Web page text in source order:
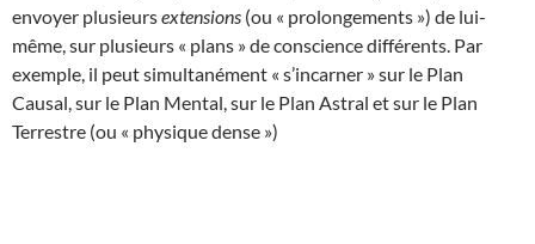
envoyer plusieursextensions (ou « prolongements ») de lui-
même, sur plusieurs « plans » de conscience différents. Par
exemple, il peut simultanément « s’incarner » sur le Plan
Causal, sur le Plan Mental, sur le Plan Astral et sur le Plan
Terrestre (ou « physique dense »)